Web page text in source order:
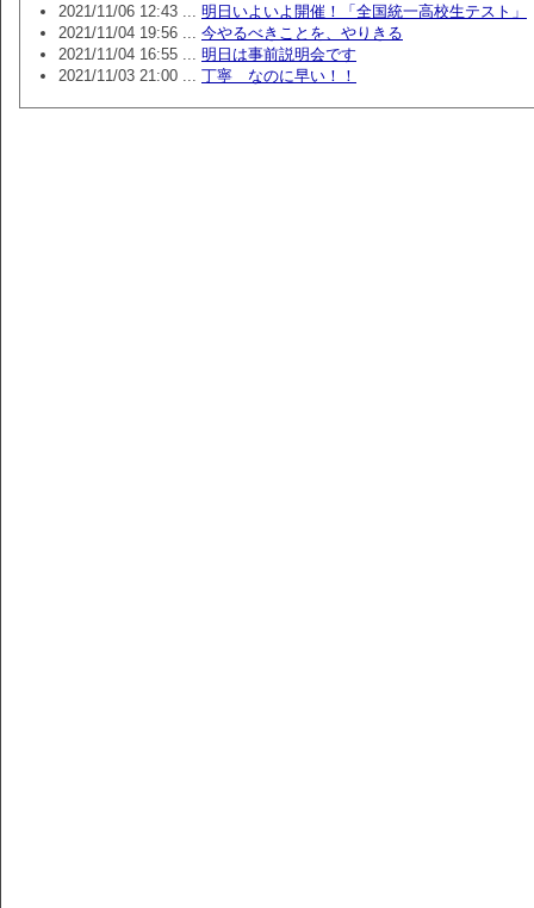
2021/11/06 12:43 ... 明日いよいよ開催！「全国統一高校生テスト」
2021/11/04 19:56 ... 今やるべきことを、やりきる
2021/11/04 16:55 ... 明日は事前説明会です
2021/11/03 21:00 ... 丁寧 なのに早い！！